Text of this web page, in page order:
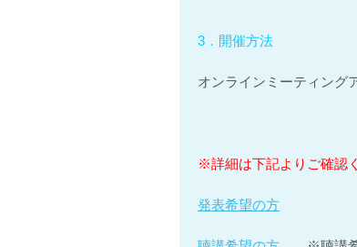
3．開催方法
オンラインミーティング
※詳細は下記よりご確認
発表希望の方